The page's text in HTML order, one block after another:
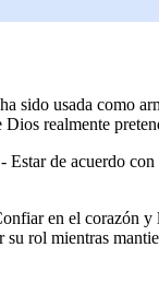
sido usada como
Dios realmente
de acuerdo
en el corazón y
rol mientras